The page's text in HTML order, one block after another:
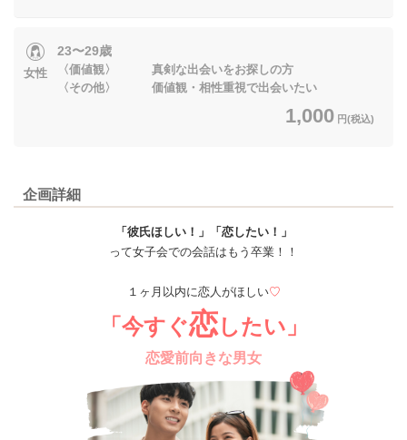
女性
23〜29歳
〈価値観〉 真剣な出会いをお探しの方
〈その他〉 価値観・相性重視で出会いたい
1,000 円(税込)
企画詳細
「彼氏ほしい！」「恋したい！」
って女子会での会話はもう卒業！！
１ヶ月以内に恋人がほしい♡
「今すぐ恋したい」
恋愛前向きな男女